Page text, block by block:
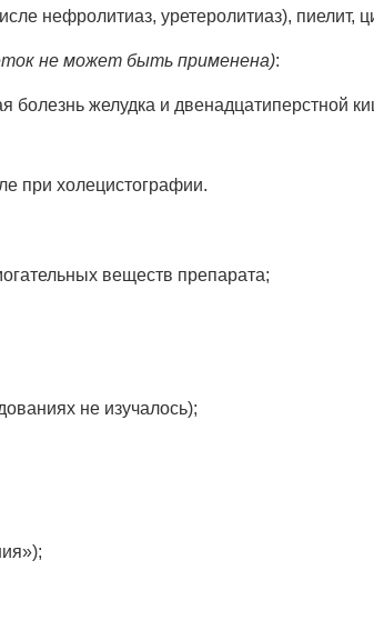
нефролитиаз, уретеролитиаз), пиелит,
не может быть применена):
желудка и двенадцатиперстной
при холецистографии.
веществ препарата;
не изучалось);